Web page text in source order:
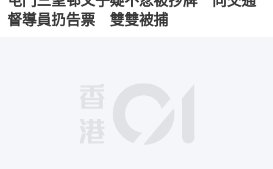
督導員扔告票 雙雙被捕